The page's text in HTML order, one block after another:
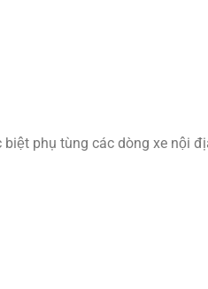
phụ tùng các dòng xe nội